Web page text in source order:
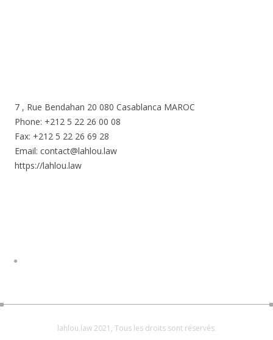
7 , Rue Bendahan 20 080 Casablanca MAROC
Phone: +212 5 22 26 00 08
Fax: +212 5 22 26 69 28
Email: contact@lahlou.law
https://lahlou.law
lahlou.law 2021, Tous les droits sont réservés.